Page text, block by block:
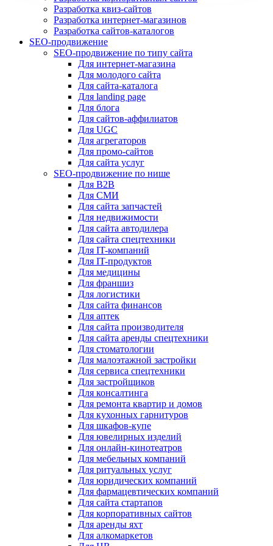
Разработка квиз-сайтов
Разработка интернет-магазинов
Разработка сайтов-каталогов
SEO-продвижение
SEO-продвижение по типу сайта
Для интернет-магазина
Для молодого сайта
Для сайта-каталога
Для landing page
Для блога
Для сайтов-аффилиатов
Для UGC
Для агрегаторов
Для промо-сайтов
Для сайта услуг
SEO-продвижение по нише
Для B2B
Для СМИ
Для сайта запчастей
Для недвижимости
Для сайта автодилера
Для сайта спецтехники
Для IT-компаний
Для IT-продуктов
Для медицины
Для франшиз
Для логистики
Для сайта финансов
Для аптек
Для сайта производителя
Для сайта аренды спецтехники
Для стоматологии
Для малоэтажной застройки
Для сервиса спецтехники
Для застройщиков
Для консалтинга
Для ремонта квартир и домов
Для кухонных гарнитуров
Для шкафов-купе
Для ювелирных изделий
Для онлайн-кинотеатров
Для мебельных компаний
Для ритуальных услуг
Для юридических компаний
Для фармацевтических компаний
Для сайта стартапов
Для корпоративных сайтов
Для аренды яхт
Для алкомаркетов